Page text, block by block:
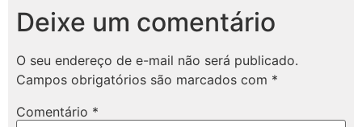
Deixe um comentário
O seu endereço de e-mail não será publicado.
Campos obrigatórios são marcados com *
Comentário *